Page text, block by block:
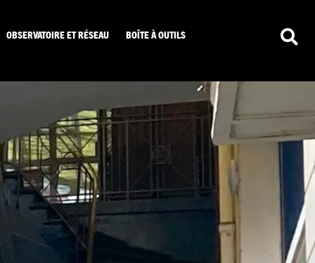
OBSERVATOIRE ET RÉSEAU BOÎTE À OUTILS